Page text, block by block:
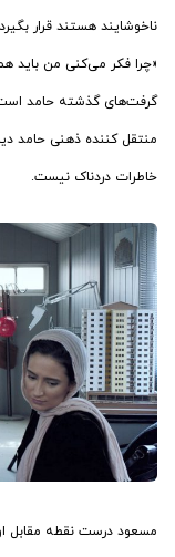
ناخوشایند هستند قرار
«چرا فکر می‌کنی من باید
گرفت‌های گذشته حامد
منتقل کننده ذهنی حامد
خاطرات دردناک نیست.
مسعود درست نقطه مقابل